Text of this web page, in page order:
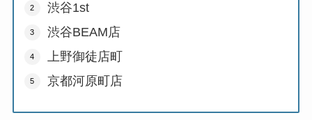
渋谷1st
渋谷BEAM店
上野御徒店町
京都河原町店